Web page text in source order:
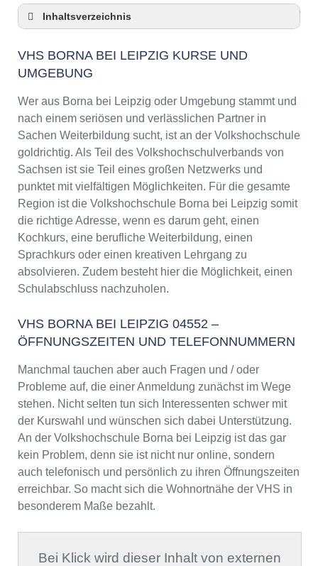
Anzeige
Inhaltsverzeichnis
VHS Borna bei Leipzig – Öffnungszeiten und
Telefonnummer
Leipzig
Online-Kurse – Alternative Angebote zu einem
Kurs an der VHS
Top-Kurse an der Abendschule Borna bei
Leipzig
Weiterbildung in Borna bei Leipzig
VHS Borna bei Leipzig Programm 2025 / 2026
VHS BORNA BEI LEIPZIG KURSE UND
UMGEBUNG
Wer aus Borna bei Leipzig oder Umgebung stammt und
nach einem seriösen und verlässlichen Partner in
Sachen Weiterbildung sucht, ist an der Volkshochschule
goldrichtig. Als Teil des Volkshochschulverbands von
Sachsen ist sie Teil eines großen Netzwerks und
punktet mit vielfältigen Möglichkeiten. Für die gesamte
Region ist die Volkshochschule Borna bei Leipzig somit
die richtige Adresse, wenn es darum geht, einen
Kochkurs, eine berufliche Weiterbildung, einen
Sprachkurs oder einen kreativen Lehrgang zu
absolvieren. Zudem besteht hier die Möglichkeit, einen
Schulabschluss nachzuholen.
VHS BORNA BEI LEIPZIG 04552 –
ÖFFNUNGSZEITEN UND TELEFONNUMMERN
Manchmal tauchen aber auch Fragen und / oder
Probleme auf, die einer Anmeldung zunächst im Wege
stehen. Nicht selten tun sich Interessenten schwer mit
der Kurswahl und wünschen sich dabei Unterstützung.
An der Volkshochschule Borna bei Leipzig ist das gar
kein Problem, denn sie ist nicht nur online, sondern
auch telefonisch und persönlich zu ihren Öffnungszeiten
erreichbar. So macht sich die Wohnortnähe der VHS in
besonderem Maße bezahlt.
Bei Klick wird dieser Inhalt von externen